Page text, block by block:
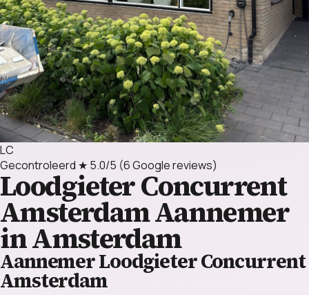
LC
Gecontroleerd ★ 5.0/5 (6 Google reviews)
Loodgieter Concurrent
AmsterdamAannemer
in Amsterdam
Aannemer Loodgieter Concurrent
Amsterdam